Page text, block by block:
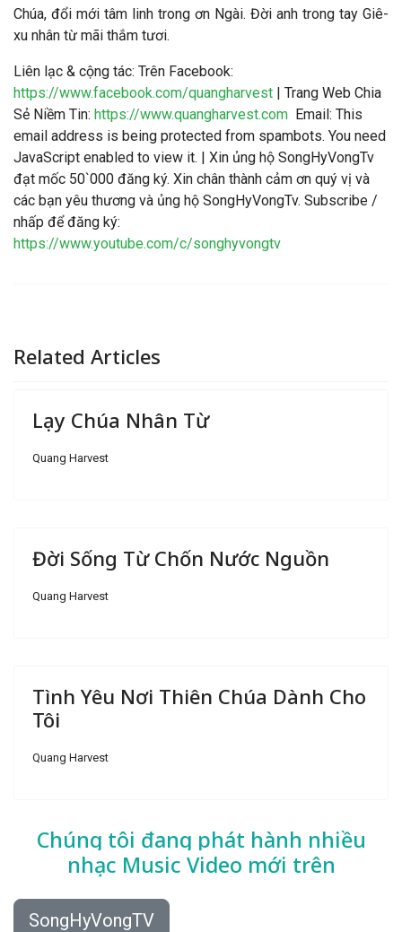
Chúa, đổi mới tâm linh trong ơn Ngài. Đời anh trong tay Giê-
xu nhân từ mãi thắm tươi.
Liên lạc & cộng tác: Trên Facebook:
https://www.facebook.com/quangharvest | Trang Web Chia
Sẻ Niềm Tin: https://www.quangharvest.com Email: This
email address is being protected from spambots. You need
JavaScript enabled to view it. | Xin ủng hộ SongHyVongTv
đạt mốc 50`000 đăng ký. Xin chân thành cảm ơn quý vị và
các bạn yêu thương và ủng hộ SongHyVongTv. Subscribe /
nhấp để đăng ký:
https://www.youtube.com/c/songhyvongtv
Related Articles
Lạy Chúa Nhân Từ
Quang Harvest
Đời Sống Từ Chốn Nước Nguồn
Quang Harvest
Tình Yêu Nơi Thiên Chúa Dành Cho
Tôi
Quang Harvest
Chúng tôi đang phát hành nhiều
nhạc Music Video mới trên
SongHyVongTV